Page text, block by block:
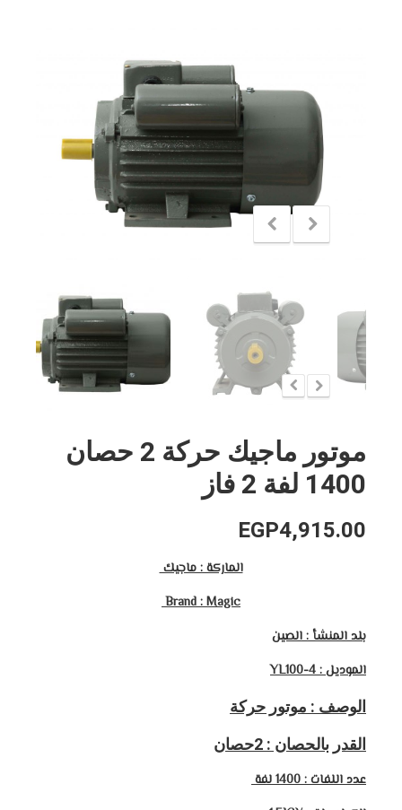
موتور ماجيك حركة 2 حصان
1400 لفة 2 فاز
EGP4,915.00
الماركة : ماجيك
Brand : Magic
بلد المنشأ : الصين
الموديل : YL100-4
الوصف : موتور حركة
القدر بالحصان : 2حصان
عدد اللفات : 1400 لفة